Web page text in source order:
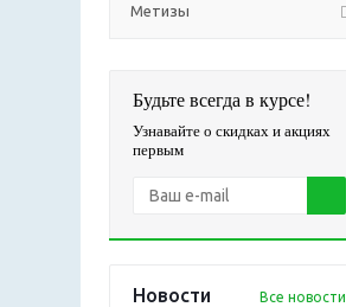
Метизы
Будьте всегда в курсе!
Узнавайте о скидках и акциях
первым
Новости Все новости